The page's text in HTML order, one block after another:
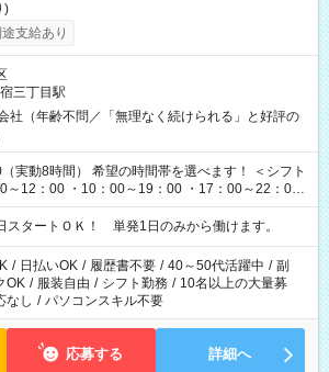
)
支給あり
三丁目駅
社（年齢不問／「無理なく続けられる」と好評の
の時間帯を選べます！ ＜シフト
～12：00 ・10：00～19：00 ・17：00～22：00
：00 ・22：00～翌6：00 など
スタートＯＫ！ 単発1日のみから働けます。
/ 日払いOK / 履歴書不要 / 40～50代活躍中 / 副
OK / 服装自由 / シフト勤務 / 10名以上の大量募
なし / パソコンスキル不要
応募する 詳細へ